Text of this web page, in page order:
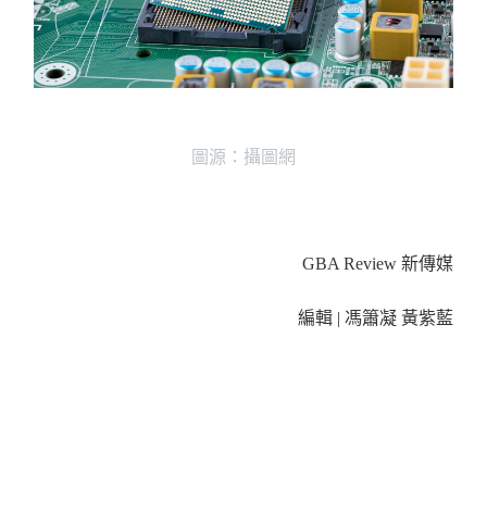
圖源：攝圖網
GBA Review 新傳媒
編輯| 馮簫凝 黃紫藍